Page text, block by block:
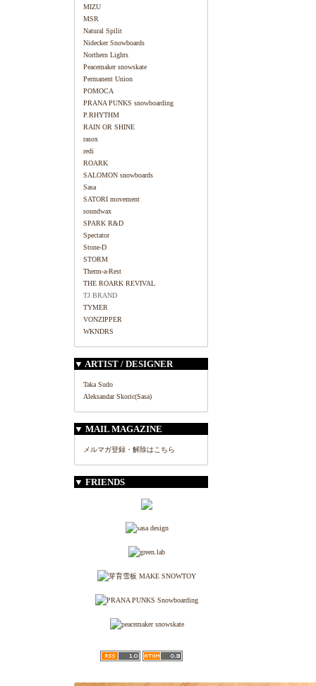
MIZU
MSR
Natural Spilit
Nidecker Snowboards
Northern Lights
Peacemaker snowskate
Permanent Union
POMOCA
PRANA PUNKS snowboarding
P.RHYTHM
RAIN OR SHINE
rasox
redi
ROARK
SALOMON snowboards
Sasa
SATORI movement
soundwax
SPARK R&D
Spectator
Stone-D
STORM
Therm-a-Rest
THE ROARK REVIVAL
TJ BRAND
TYMER
VONZIPPER
WKNDRS
▼ ARTIST / DESIGNER
Taka Sudo
Aleksandar Skoric(Sasa)
▼ MAIL MAGAZINE
メルマガ登録・解除はこちら
▼ FRIENDS